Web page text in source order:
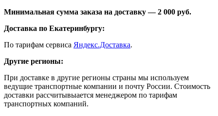
Минимальная сумма заказа на доставку — 2 000 руб.
Доставка по Екатеринбургу:
По тарифам сервиса Яндекс.Доставка.
Другие регионы:
При доставке в другие регионы страны мы используем
ведущие транспортные компании и почту России. Стоимость
доставки рассчитывыается менеджером по тарифам
транспортных компаний.